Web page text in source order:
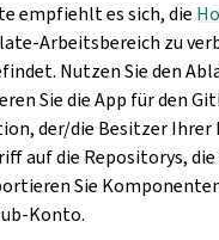
empfiehlt es sich, die
Arbeitsbereich zu
Nutzen Sie den
Sie die App für den
der/die Besitzer Ihrer
auf die Repositorys,
Sie
Konto.